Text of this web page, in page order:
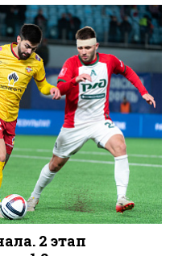
2 этап